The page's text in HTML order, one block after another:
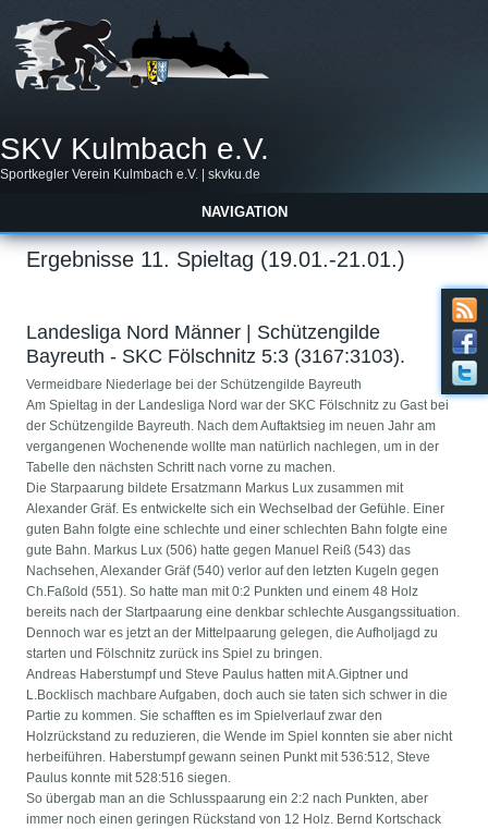
SKV Kulmbach e.V.
Sportkegler Verein Kulmbach e.V. | skvku.de
NAVIGATION
Ergebnisse 11. Spieltag (19.01.-21.01.)
Landesliga Nord Männer | Schützengilde
Bayreuth - SKC Fölschnitz 5:3 (3167:3103).
Vermeidbare Niederlage bei der Schützengilde Bayreuth
Am Spieltag in der Landesliga Nord war der SKC Fölschnitz zu Gast bei
der Schützengilde Bayreuth. Nach dem Auftaktsieg im neuen Jahr am
vergangenen Wochenende wollte man natürlich nachlegen, um in der
Tabelle den nächsten Schritt nach vorne zu machen.
Die Starpaarung bildete Ersatzmann Markus Lux zusammen mit
Alexander Gräf. Es entwickelte sich ein Wechselbad der Gefühle. Einer
guten Bahn folgte eine schlechte und einer schlechten Bahn folgte eine
gute Bahn. Markus Lux (506) hatte gegen Manuel Reiß (543) das
Nachsehen, Alexander Gräf (540) verlor auf den letzten Kugeln gegen
Ch.Faßold (551). So hatte man mit 0:2 Punkten und einem 48 Holz
bereits nach der Startpaarung eine denkbar schlechte Ausgangssituation.
Dennoch war es jetzt an der Mittelpaarung gelegen, die Aufholjagd zu
starten und Fölschnitz zurück ins Spiel zu bringen.
Andreas Haberstumpf und Steve Paulus hatten mit A.Giptner und
L.Bocklisch machbare Aufgaben, doch auch sie taten sich schwer in die
Partie zu kommen. Sie schafften es im Spielverlauf zwar den
Holzrückstand zu reduzieren, die Wende im Spiel konnten sie aber nicht
herbeiführen. Haberstumpf gewann seinen Punkt mit 536:512, Steve
Paulus konnte mit 528:516 siegen.
So übergab man an die Schlusspaarung ein 2:2 nach Punkten, aber
immer noch einen geringen Rückstand von 12 Holz. Bernd Kortschack